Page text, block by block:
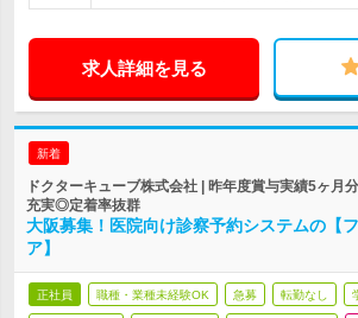
求人詳細を見る
新着
ドクターキューブ株式会社 | 昨年度賞与実績5ヶ
充実◎定着率抜群
大阪募集！医院向け診察予約システムの【
ア】
正社員 職種・業種未経験OK 急募 転勤なし